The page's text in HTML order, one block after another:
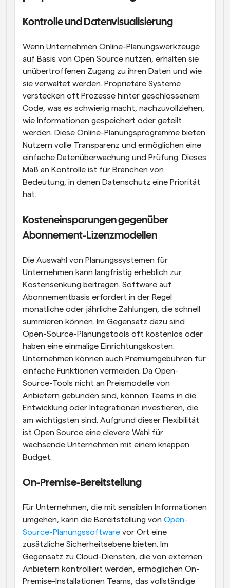
Kontrolle und Datenvisualisierung
Wenn Unternehmen Online-Planungswerkzeuge
auf Basis von Open Source nutzen, erhalten sie
unübertroffenen Zugang zu ihren Daten und wie
sie verwaltet werden. Proprietäre Systeme
verstecken oft Prozesse hinter geschlossenem
Code, was es schwierig macht, nachzuvollziehen,
wie Informationen gespeichert oder geteilt
werden. Diese Online-Planungsprogramme bieten
Nutzern volle Transparenz und ermöglichen eine
einfache Datenüberwachung und Prüfung. Dieses
Maß an Kontrolle ist für Branchen von
Bedeutung, in denen Datenschutz eine Priorität
hat.
Kosteneinsparungen gegenüber
Abonnement-Lizenzmodellen
Die Auswahl von Planungssystemen für
Unternehmen kann langfristig erheblich zur
Kostensenkung beitragen. Software auf
Abonnementbasis erfordert in der Regel
monatliche oder jährliche Zahlungen, die schnell
summieren können. Im Gegensatz dazu sind
Open-Source-Planungstools oft kostenlos oder
haben eine einmalige Einrichtungskosten.
Unternehmen können auch Premiumgebühren für
einfache Funktionen vermeiden. Da Open-
Source-Tools nicht an Preismodelle von
Anbietern gebunden sind, können Teams in die
Entwicklung oder Integrationen investieren, die
am wichtigsten sind. Aufgrund dieser Flexibilität
ist Open Source eine clevere Wahl für
wachsende Unternehmen mit einem knappen
Budget.
On-Premise-Bereitstellung
Für Unternehmen, die mit sensiblen Informationen
umgehen, kann die Bereitstellung von Open-
Source-Planungssoftware vor Ort eine
zusätzliche Sicherheitsebene bieten. Im
Gegensatz zu Cloud-Diensten, die von externen
Anbietern kontrolliert werden, ermöglichen On-
Premise-Installationen Teams, das vollständige